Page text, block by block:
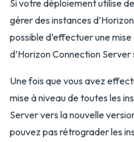
Si votre déploiement utilise
gérer des instances
possible d’effectuer une
d’Horizon Connection
Une fois que vous avez
mise à niveau de toutes les
Server vers la nouvelle
pouvez pas rétrograder les